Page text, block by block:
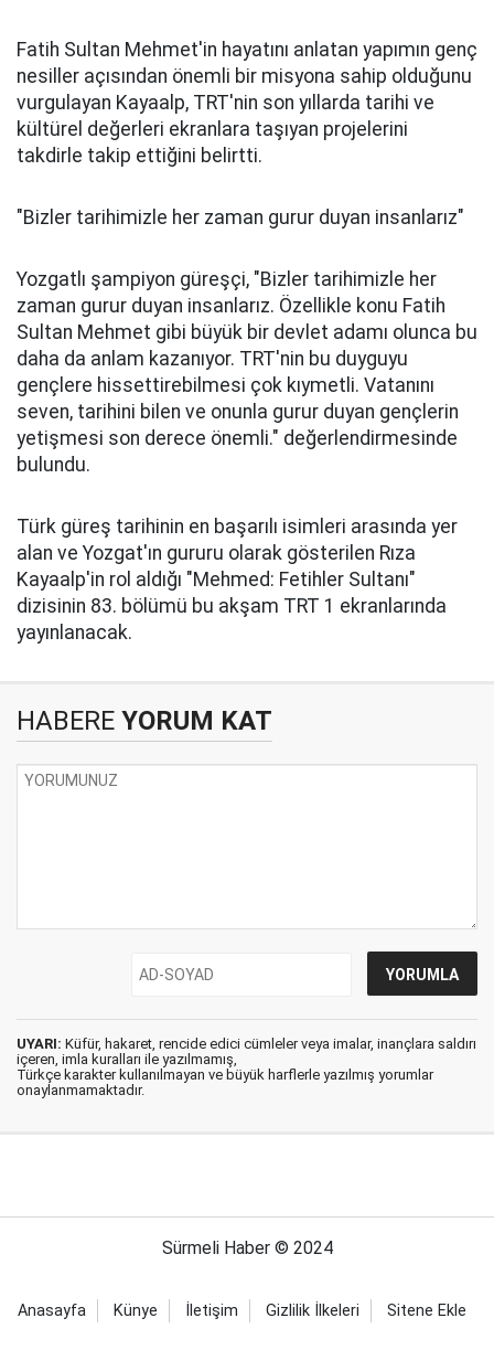
Fatih Sultan Mehmet'in hayatını anlatan yapımın genç
nesiller açısından önemli bir misyona sahip olduğunu
vurgulayan Kayaalp, TRT'nin son yıllarda tarihi ve
kültürel değerleri ekranlara taşıyan projelerini
takdirle takip ettiğini belirtti.
"Bizler tarihimizle her zaman gurur duyan insanlarız"
Yozgatlı şampiyon güreşçi, "Bizler tarihimizle her
zaman gurur duyan insanlarız. Özellikle konu Fatih
Sultan Mehmet gibi büyük bir devlet adamı olunca bu
daha da anlam kazanıyor. TRT'nin bu duyguyu
gençlere hissettirebilmesi çok kıymetli. Vatanını
seven, tarihini bilen ve onunla gurur duyan gençlerin
yetişmesi son derece önemli." değerlendirmesinde
bulundu.
Türk güreş tarihinin en başarılı isimleri arasında yer
alan ve Yozgat'ın gururu olarak gösterilen Rıza
Kayaalp'in rol aldığı "Mehmed: Fetihler Sultanı"
dizisinin 83. bölümü bu akşam TRT 1 ekranlarında
yayınlanacak.
HABERE YORUM KAT
UYARI: Küfür, hakaret, rencide edici cümleler veya imalar, inançlara saldırı
içeren, imla kuralları ile yazılmamış,
Türkçe karakter kullanılmayan ve büyük harflerle yazılmış yorumlar
onaylanmamaktadır.
Sürmeli Haber © 2024
Anasayfa Künye İletişim Gizlilik İlkeleri Sitene Ekle